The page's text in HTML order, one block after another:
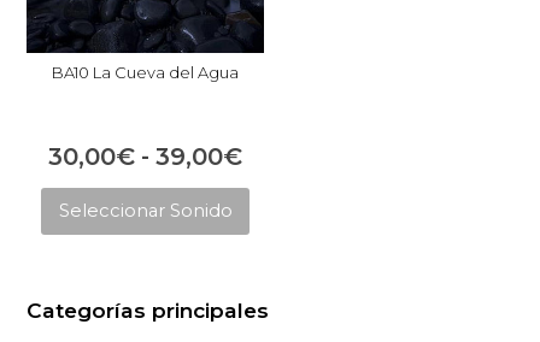
BA10 La Cueva del Agua
30,00€ - 39,00€Rango
de
precios:
30,00€
Seleccionar Sonido
Este
variantes.
Categorías principales